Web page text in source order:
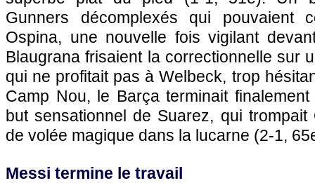
Gunners décomplexés qui pouvaient
Ospina, une nouvelle fois vigilant
Blaugrana frisaient la correctionnelle sur
qui ne profitait pas à Welbeck, trop
Camp Nou, le Barça terminait
but sensationnel de Suarez, qui
de volée magique dans la lucarne (2-1,
Messi termine le travail